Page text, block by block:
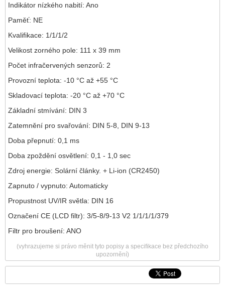
Indikátor nízkého nabití: Ano
Paměť: NE
Kvalifikace: 1/1/1/2
Velikost zorného pole: 111 x 39 mm
Počet infračervených senzorů: 2
Provozní teplota: -10 °C až +55 °C
Skladovací teplota: -20 °C až +70 °C
Základní stmívání: DIN 3
Zatemnění pro svařování: DIN 5-8, DIN 9-13
Doba přepnutí: 0,1 ms
Doba zpoždění osvětlení: 0,1 - 1,0 sec
Zdroj energie: Solární články. + Li-ion (CR2450)
Zapnuto / vypnuto: Automaticky
Propustnost UV/IR světla: DIN 16
Označení CE (LCD filtr): 3/5-8/9-13 V2 1/1/1/1/379
Filtr pro broušení: ANO
(vyhrazujeme si právo měnit tyto popisy a specifikace bez předchozího
upozornění)